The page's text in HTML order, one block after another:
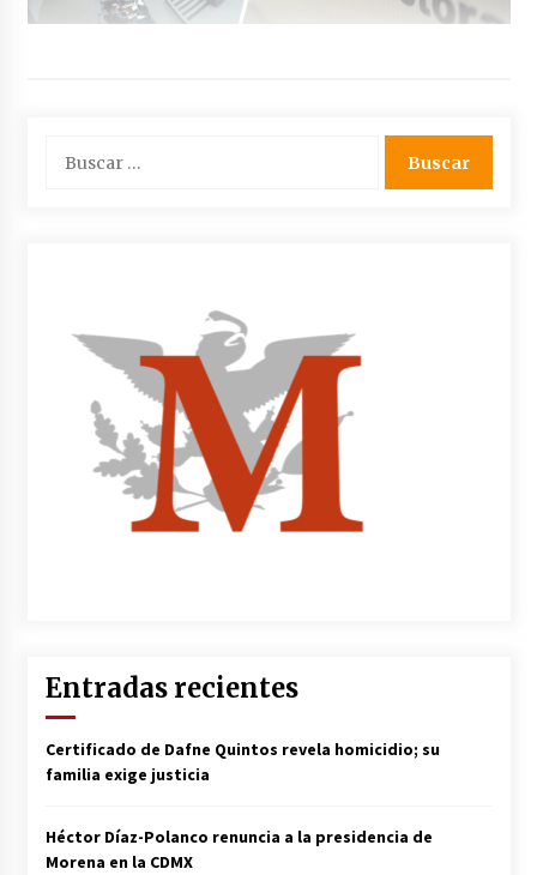
Entradas recientes
Certificado de Dafne Quintos revela homicidio; su
familia exige justicia
Héctor Díaz-Polanco renuncia a la presidencia de
Morena en la CDMX